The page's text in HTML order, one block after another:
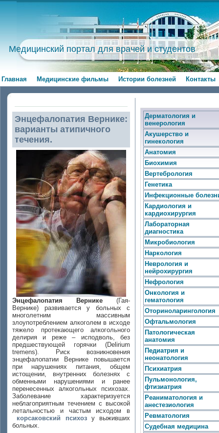
Медицинский портал для врачей и студентов
Главная Медицинские фильмы Истории болезней Контакты
Энцефалопатия Вернике:
варианты атипичного
течения.
Энцефалопатия Вернике (Гая-
Вернике) развивается у больных с
многолетним массивным
злоупотреблением алкоголем в исходе
тяжело протекающего алкогольного
делирия и реже – исподволь, без
предшествующей горячки (Delirium
tremens). Риск возникновения
энцефалопатии Вернике повышается
при нарушениях питания, общем
истощении, внутренних болезнях с
обменными нарушениями и ранее
перенесенных алкогольных психозах.
Заболевание характеризуется
неблагоприятным течением с высокой
летальностью и частым исходом в
корсаковский психозу выживших
больных.
Дерматология и
венерология
Акушерство и
гинекология
Анатомия
Биохимия
Вертебрология
Генетика
Инфекционные
Кардиология и
кардиохирургия
Лабораторная
диагностика
Микробиология
Наркология
Неврология и
нейрохирургия
Нефрология
Онкология и
гематология
Оториноларингология
Офтальмология
Патологическая
анатомия
Педиатрия и
неонатология
Психиатрия
Пульмонология,
фтизиатрия
Реаниматология и
анестезиология
Ревматология
Судебная медицина